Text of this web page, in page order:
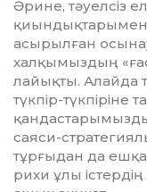
Әрине, тәуелсіз
қиындықтарымен
асырылған
халқымыздың
лайықты. Алайда
түкпір-
саяси-
тұрғыдан да
рихи ұлы